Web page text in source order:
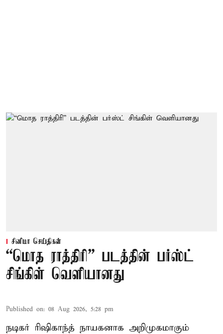
சினிமா செய்திகள்
“மொத ராத்திரி” படத்தின் பர்ஸ்ட்
சிங்கிள் வெளியானது
Published on: 08 Aug 2026, 5:28 pm
நடிகர் ரிஷிகாந்த் நாயகனாக அறிமுகமாகும்